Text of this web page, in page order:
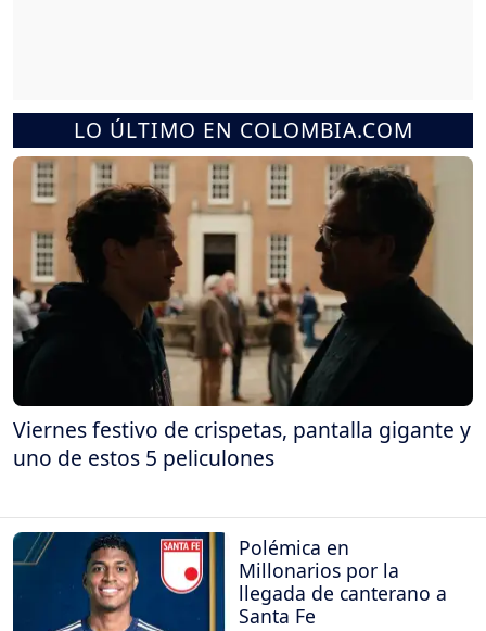
LO ÚLTIMO EN COLOMBIA.COM
Viernes festivo de crispetas, pantalla gigante y
uno de estos 5 peliculones
Polémica en
Millonarios por la
llegada de canterano a
Santa Fe